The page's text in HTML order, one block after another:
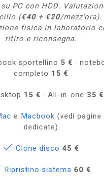
PC con HDD.
(€40+ €20/mezz'ora).
fisica in laboratorio
ritiro e riconsegna.
sportellino 5 € ·
completo 15 €
15 € · All-in-one 35 €
e Macbook (vedi pagine
dedicate)
Clone disco 45 €
Ripristino sistema 60 €